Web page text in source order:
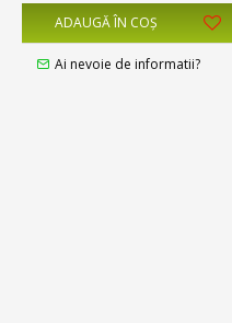
ADAUGĂ ÎN COŞ
Ai nevoie de informatii?